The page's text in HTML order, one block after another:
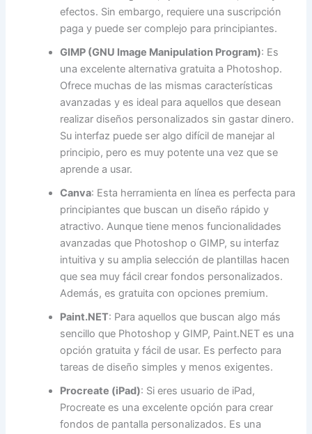
efectos. Sin embargo, requiere una suscripción
paga y puede ser complejo para principiantes.
GIMP (GNU Image Manipulation Program): Es
una excelente alternativa gratuita a Photoshop.
Ofrece muchas de las mismas características
avanzadasy es ideal para aquellos que desean
realizar diseños personalizados sin gastar dinero.
Su interfaz puede ser algo difícil de manejar al
principio, pero es muy potente una vez que se
aprende a usar.
Canva: Esta herramienta en línea es perfecta para
principiantes que buscan un diseño rápido y
atractivo. Aunque tiene menos funcionalidades
avanzadas que Photoshop o GIMP, su interfaz
intuitiva y su amplia selección de plantillas hacen
que sea muy fácil crear fondos personalizados.
Además, es gratuita con opciones premium.
Paint.NET: Para aquellos que buscan algo más
sencillo que Photoshop y GIMP, Paint.NET es una
opción gratuita y fácil de usar. Es perfecto para
tareas de diseño simples y menos exigentes.
Procreate (iPad): Si eres usuario de iPad,
Procreate es una excelente opción para crear
fondos de pantalla personalizados. Es una